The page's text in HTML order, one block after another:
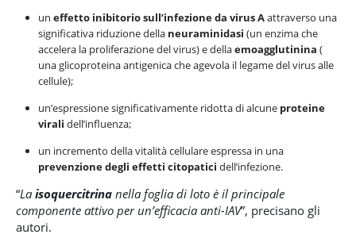
un effetto inibitorio sull’infezione da virus Aattraverso una
significativa riduzione della neuraminidasi (un enzima che
accelera la proliferazione del virus) e dellaemoagglutinina (​​
una glicoproteina antigenica che agevola il legame del virus alle
cellule);
un’espressione significativamente ridotta di alcune proteine ​​
virali dell’influenza;
un incremento della vitalità cellulare espressa in una
prevenzione degli effetti citopatici dell’infezione.
“La isoquercitrina nella foglia di loto è il principale
componente attivo per un’efficacia anti-IAV”, precisano gli
autori.